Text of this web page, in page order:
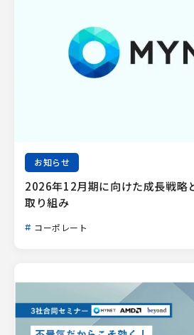
お知らせ
2026年12月期に向けた成長戦略
取り組み
コーポレート